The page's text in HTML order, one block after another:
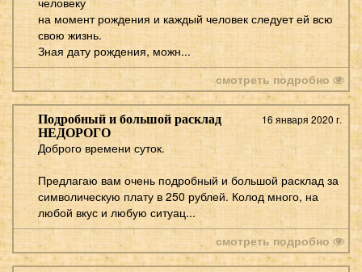
на момент рождения и каждый человек следует ей всю
свою жизнь.
Зная дату рождения, можн...
смотреть подробно
16 января 2020 г.
Подробный и большой расклад
НЕДОРОГО
Доброго времени суток.
Предлагаю вам очень подробный и большой расклад за
символическую плату в 250 рублей. Колод много, на
любой вкус и любую ситуац...
смотреть подробно